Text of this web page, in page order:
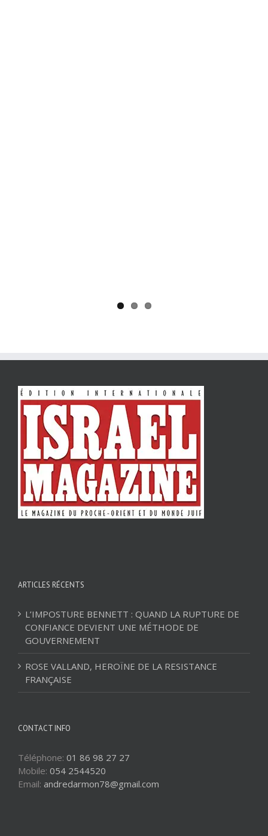
ARTICLES RÉCENTS
L’IMPOSTURE BENNETT : QUAND LA RUPTURE DE
CONFIANCE DEVIENT UNE MÉTHODE DE
GOUVERNEMENT
ROSE VALLAND, HEROÏNE DE LA RESISTANCE
FRANÇAISE
CONTACT INFO
Téléphone: 01 86 98 27 27
Mobile: 054 2544520
Email: andredarmon78@gmail.com